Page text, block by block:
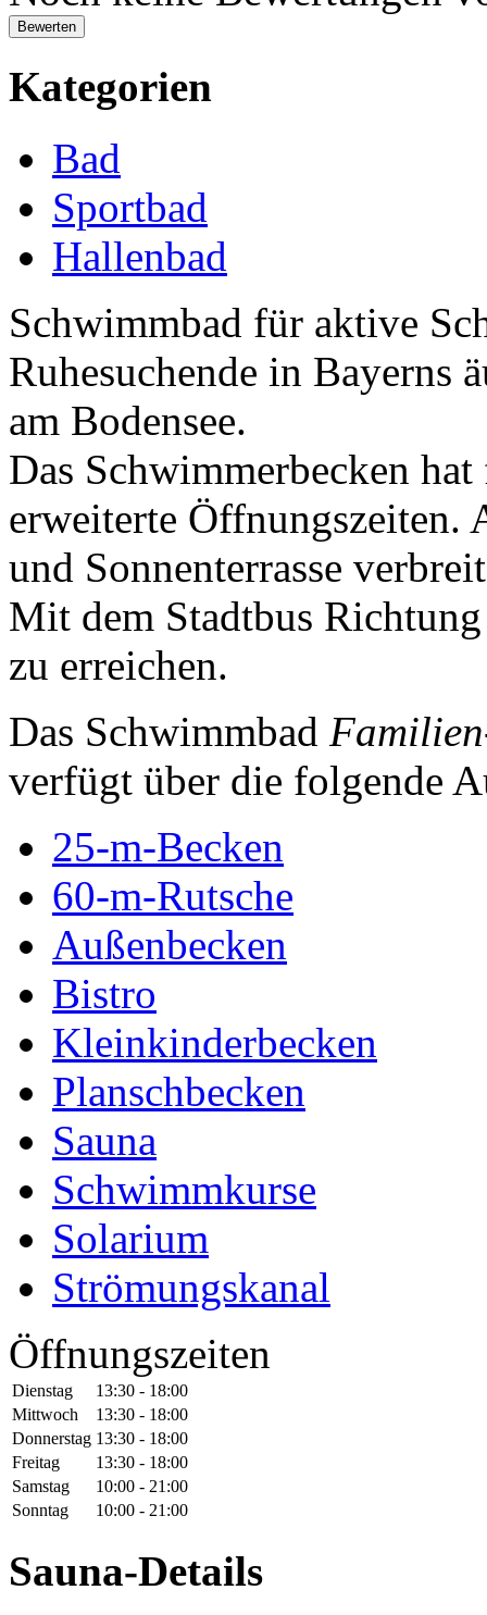
Kategorien
Bad
Sportbad
Hallenbad
Schwimmbad für aktive
Ruhesuchende in Bayerns
am Bodensee.
Das Schwimmerbecken
erweiterte Öffnungszeiten.
und Sonnenterrasse
Mit dem Stadtbus
zu erreichen.
Das Schwimmbad
verfügt über die folgende
25-m-Becken
60-m-Rutsche
Außenbecken
Bistro
Kleinkinderbecken
Planschbecken
Sauna
Schwimmkurse
Solarium
Strömungskanal
Öffnungszeiten
Dienstag
13:30 - 18:00
Mittwoch
13:30 - 18:00
Donnerstag 13:30 - 18:00
Freitag
13:30 - 18:00
Samstag
10:00 - 21:00
Sonntag
10:00 - 21:00
Sauna-Details